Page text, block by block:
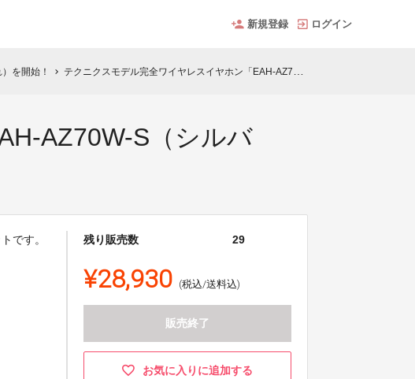
新規登録 ログイン
を開始！ chevron_right テクニクスモデル完全ワイヤレスイヤホン「EAH-AZ70W-S（シルバー）」刻印サービス
AZ70W-S（シルバ
です。 残り販売数 29
¥28,930 (税込/送料込)
販売終了
お気に入りに追加する